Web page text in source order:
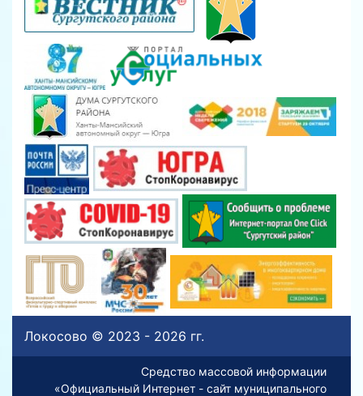
Локосово © 2023 - 2026 гг.
Средство массовой информации
«Официальный Интернет - сайт муниципального